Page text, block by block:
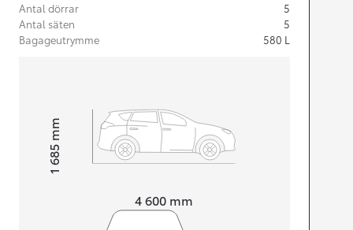
Antal dörrar
5
Antal säten
5
Bagageutrymme
580 L
4 600 mm
Height1 685
mm